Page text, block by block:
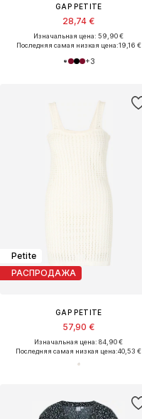
GAP PETITE
28,74 €
Изначальная цена: 59,90 €
Последняя самая низкая цена:19,16 €
+3
Petite
РАСПРОДАЖА
GAP PETITE
57,90 €
Изначальная цена: 84,90 €
Последняя самая низкая цена:40,53 €